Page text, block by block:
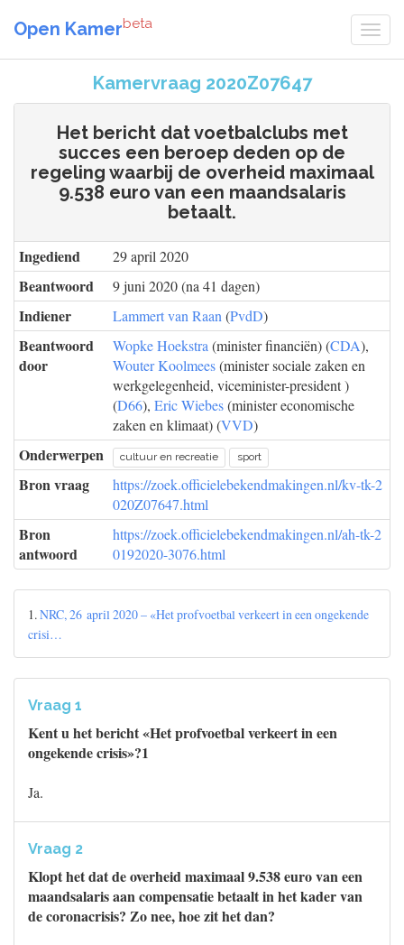
Open Kamerbeta
Kamervraag 2020Z07647
Het bericht dat voetbalclubs met
succes een beroep deden op de
regeling waarbij de overheid maximaal
9.538 euro van een maandsalaris
betaalt.
Ingediend 29 april 2020
Beantwoord 9 juni 2020 (na 41 dagen)
Indiener Lammert van Raan (PvdD)
Beantwoord
door
Wopke Hoekstra (minister financiën) (CDA),
Wouter Koolmees(minister sociale zaken en
werkgelegenheid, viceminister-president )
(D66), Eric Wiebes(minister economische
zaken en klimaat) (VVD)
Onderwerpen cultuur en recreatie sport
Bron vraag
https://zoek.officielebekendmakingen.nl/kv-tk-2
020Z07647.html
Bron
antwoord
https://zoek.officielebekendmakingen.nl/ah-tk-2
0192020-3076.html
1.NRC, 26 april 2020 – «Het profvoetbal verkeert in een ongekende
crisi…
Vraag 1
Kent u het bericht «Het profvoetbal verkeert in een
ongekende crisis»?1
Ja.
Vraag 2
Klopt het dat de overheid maximaal 9.538 euro van een
maandsalaris aan compensatie betaalt in het kader van
de coronacrisis? Zo nee, hoe zit het dan?